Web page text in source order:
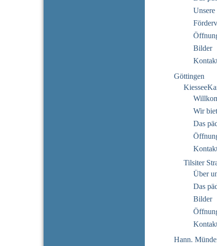
Unsere
Bilder
Göttingen
Wir
Das
Tilsiter
Über
Das
Bilder
Hann.